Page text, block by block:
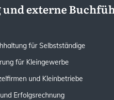
externe
für Selbstständige
für Kleingewerbe
und Kleinbetriebe
Erfolgsrechnung